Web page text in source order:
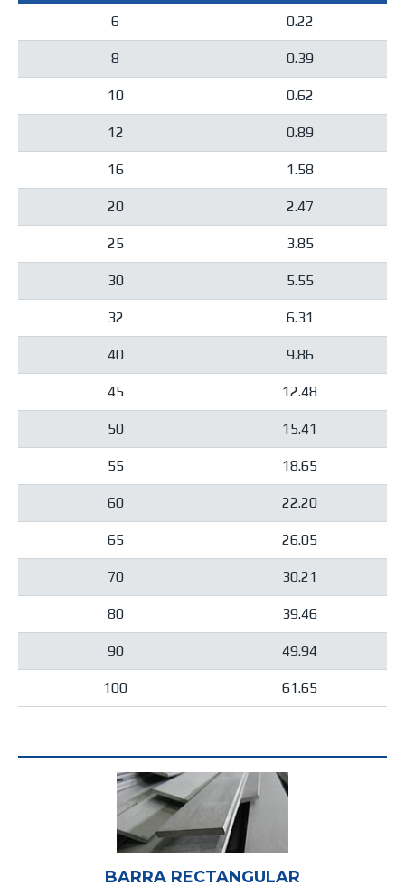
6 0.22
8 0.39
10 0.62
12 0.89
16 1.58
20 2.47
25 3.85
30 5.55
32 6.31
40 9.86
45 12.48
50 15.41
55 18.65
60 22.20
65 26.05
70 30.21
80 39.46
90 49.94
100 61.65
BARRA RECTANGULAR